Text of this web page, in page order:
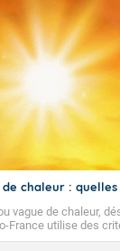
de chaleur :
vague de chaleur,
France utilise des
et qualifier les